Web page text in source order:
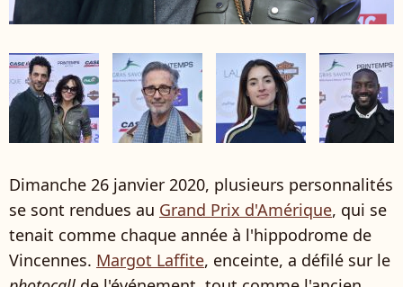
Dimanche 26 janvier 2020, plusieurs personnalités
se sont rendues au Grand Prix d'Amérique, qui se
tenait comme chaque année à l'hippodrome de
Vincennes. Margot Laffite, enceinte, a défilé sur le